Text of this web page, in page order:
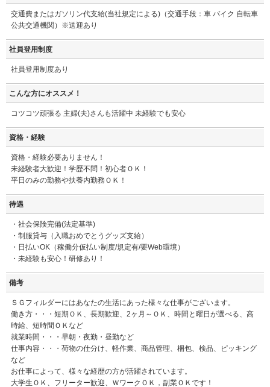
交通費またはガソリン代支給(当社規定による)（交通手段：車 バイク 自転車
公共交通機関）※送迎あり
社員登用制度
社員登用制度あり
こんな方にオススメ！
コツコツ頑張る 主婦(夫)さんも活躍中 未経験でも安心
資格・経験
資格・経験必要ありません！
未経験者大歓迎！学歴不問！初心者ＯＫ！
平日のみの勤務や扶養内勤務ＯＫ！
待遇
・社会保険完備(法定基準)
・制服貸与（入職おめでとうグッズ支給）
・日払いOK（稼働分仮払い制度/規定有/要Web環境）
・未経験も安心！研修あり！
備考
ＳＧフィルダーにはあなたの生活にあった様々な仕事がございます。
働き方・・・短期ＯＫ、長期歓迎、2ヶ月～ＯＫ、時間と曜日が選べる、高
時給、短時間ＯＫなど
就業時間・・・早朝・夜勤・昼勤など
仕事内容・・・荷物の仕分け、軽作業、商品管理、梱包、検品、ピッキング
など
お仕事によって、様々な経歴の方が活躍されています。
大学生ＯＫ、フリーター歓迎、ＷワークＯＫ，副業ＯＫです！